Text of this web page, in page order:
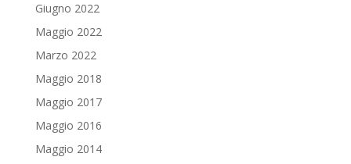
Giugno 2022
Maggio 2022
Marzo 2022
Maggio 2018
Maggio 2017
Maggio 2016
Maggio 2014